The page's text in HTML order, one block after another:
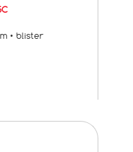
• blister